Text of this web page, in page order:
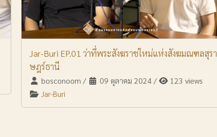
Jar-Buri EP.01 ว่าที่พระสังฆราชใหม่แห่งสังฆมณฑลสุรา
ษฎร์ธานี
bosconoom / 09 ตุลาคม 2024/
123 views
Jar-Buri